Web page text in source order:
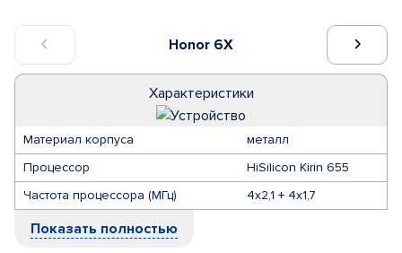
Honor 6X
Характеристики
Материал корпуса
металл
Процессор
HiSilicon Kirin 655
Частота процессора (МГц)
4х2,1 + 4х1,7
Показать полностью